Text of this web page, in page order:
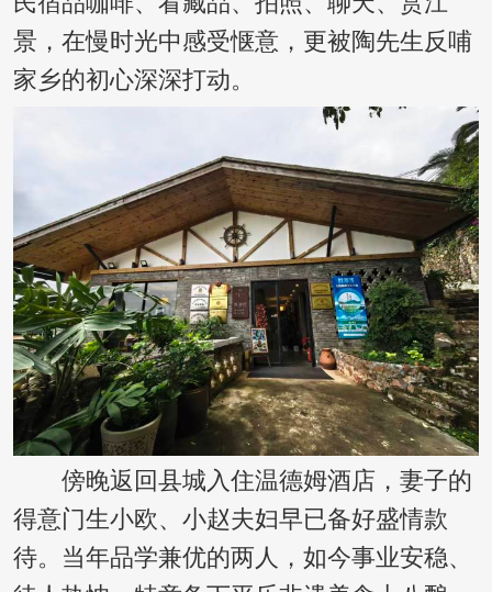
景，在慢时光中感受惬意，更被陶先生反哺
家乡的初心深深打动。
傍晚返回县城入住温德姆酒店，妻子的
得意门生小欧、小赵夫妇早已备好盛情款
待。当年品学兼优的两人，如今事业安稳、